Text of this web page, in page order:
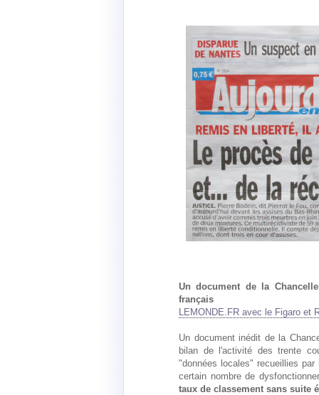
Un document de la
français
LEMONDE.FR avec le Figaro et
Un document inédit de la
bilan de l'activité des trente
"données locales" recueillies
certain nombre de
taux de classement sans suite